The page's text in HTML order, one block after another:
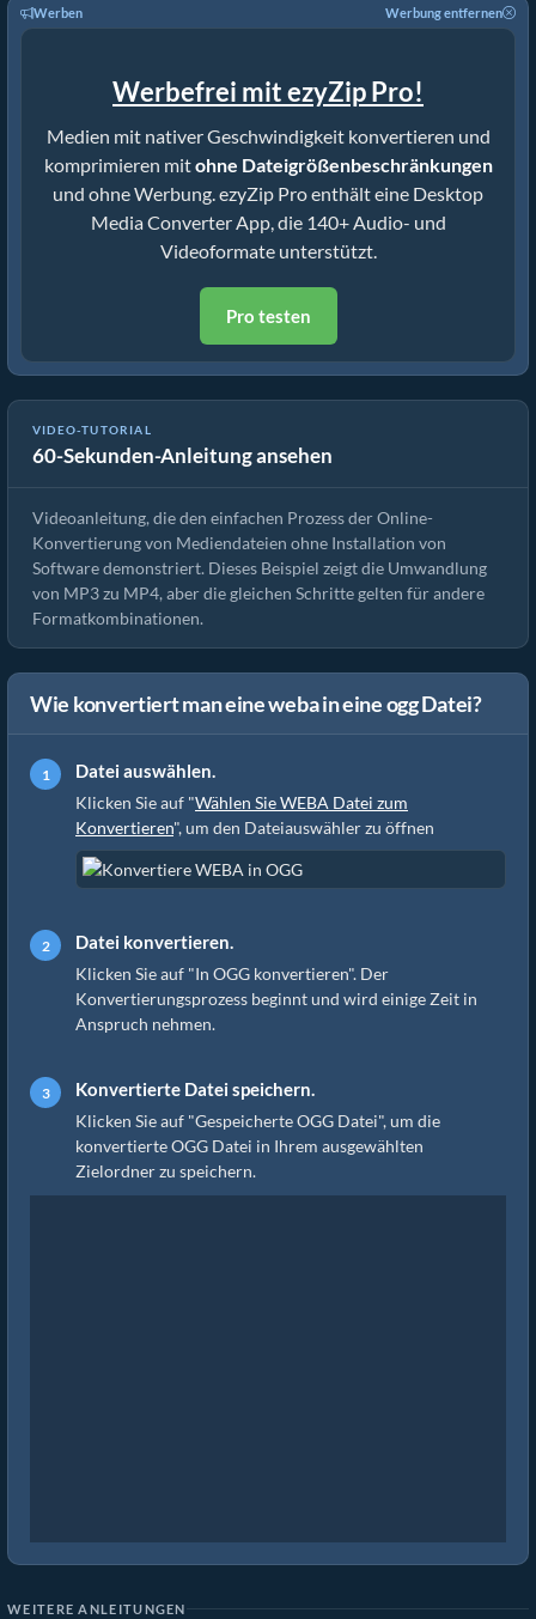
Werben Werbung entfernen
Werbefrei mit ezyZip Pro!
Medien mit nativer Geschwindigkeit konvertieren und
komprimieren mitohne Dateigrößenbeschränkungen
und ohne Werbung. ezyZip Pro enthält eine Desktop
Media Converter App, die 140+ Audio- und
Videoformate unterstützt.
Pro testen
VIDEO-TUTORIAL
60-Sekunden-Anleitung ansehen
Wie man Mediendateien konvertiert
Videoanleitung, die den einfachen Prozess der Online-
Konvertierung von Mediendateien ohne Installation von
Software demonstriert. Dieses Beispiel zeigt die Umwandlung
von MP3 zu MP4, aber die gleichen Schritte gelten für andere
Formatkombinationen.
Wie konvertiert man eine weba in eine ogg Datei?
Datei auswählen.
Klicken Sie auf "Wählen Sie WEBA Datei zum
Konvertieren", um den Dateiauswähler zu öffnen
Datei konvertieren.
Klicken Sie auf "In OGG konvertieren". Der
Konvertierungsprozess beginnt und wird einige Zeit in
Anspruch nehmen.
Konvertierte Datei speichern.
Klicken Sie auf "Gespeicherte OGG Datei", um die
konvertierte OGG Datei in Ihrem ausgewählten
Zielordner zu speichern.
WEITERE ANLEITUNGEN